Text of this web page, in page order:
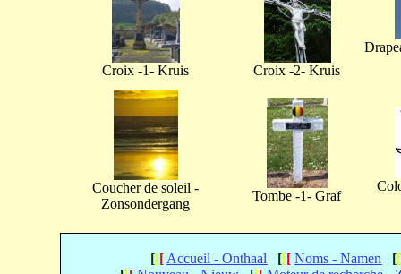
Croix -1- Kruis Croix -2- Kruis
Coucher de soleil -
Zonsondergang
Tombe -1- Graf
[[[ Accueil - Onthaal [[[ Noms - Namen [[